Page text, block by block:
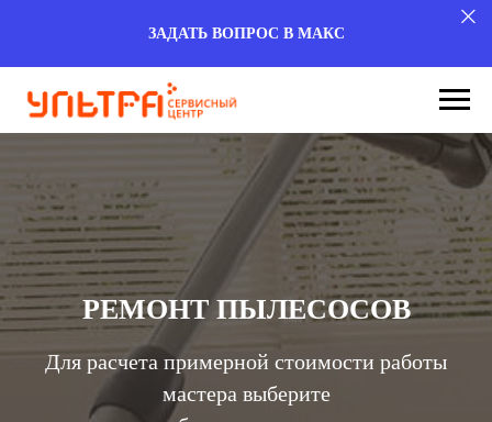
ЗАДАТЬ ВОПРОС В МАКС
РЕМОНТ ПЫЛЕСОСОВ
Для расчета примерной стоимости работы
мастера выберите